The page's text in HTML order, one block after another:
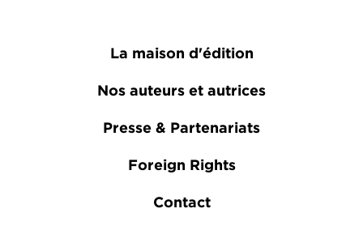
La maison d'édition
Nos auteurs et autrices
Presse & Partenariats
Foreign Rights
Contact